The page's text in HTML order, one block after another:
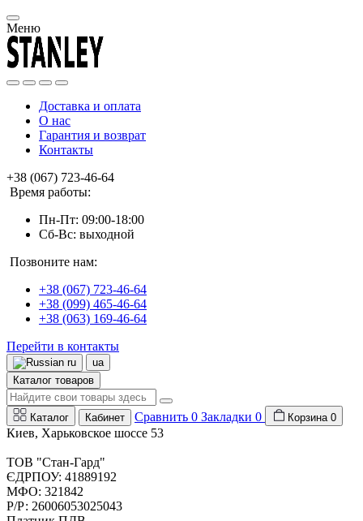
Меню
Доставка и оплата
О нас
Гарантия и возврат
Контакты
+38 (067) 723-46-64
Время работы:
Пн-Пт: 09:00-18:00
Сб-Вс: выходной
Позвоните нам:
+38 (067) 723-46-64
+38 (099) 465-46-64
+38 (063) 169-46-64
Перейти в контакты
ru
ua
Каталог товаров
Каталог Кабинет Сравнить 0 Закладки 0 Корзина 0
Киев, Харьковское шоссе 53
ТОВ "Стан-Гард"
ЄДРПОУ: 41889192
МФО: 321842
Р/Р: 26006053025043